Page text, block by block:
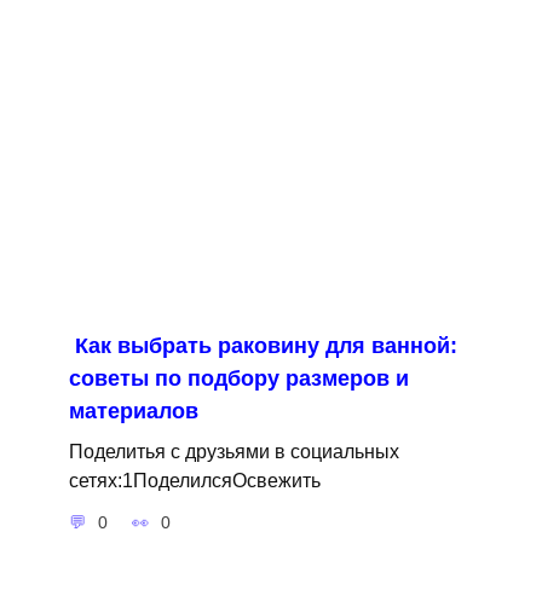
Как выбрать раковину для ванной:
советы по подбору размеров и
материалов
Поделитья с друзьями в социальных
сетях:1ПоделилсяОсвежить
0 0